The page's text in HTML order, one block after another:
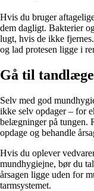
Hvis du bruger
dem dagligt. Bakterier
lugt, hvis de ikke
og lad protesen ligge i
Gå til
Selv med god
ikke selv opdager – for
belægninger på tungen.
opdage og behandle
Hvis du oplever
mundhygiejne, bør du
årsagen ligge uden for
tarmsystemet.